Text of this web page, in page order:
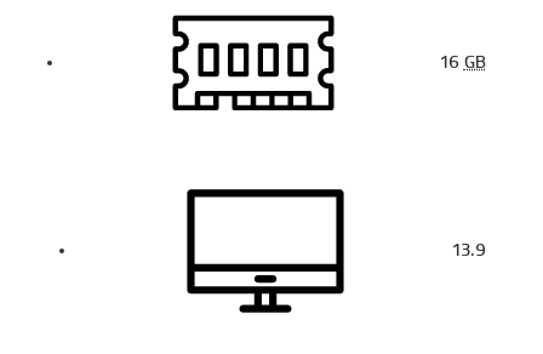
16GB
13.9